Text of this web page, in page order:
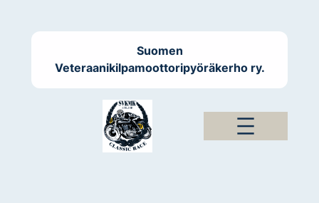
sisältöön
Suomen
Veteraanikilpamoottoripyöräkerho ry.